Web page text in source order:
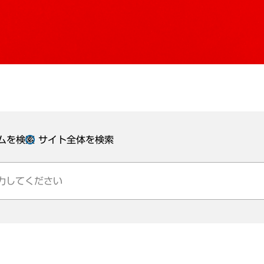
を検索 サイト全体を検索